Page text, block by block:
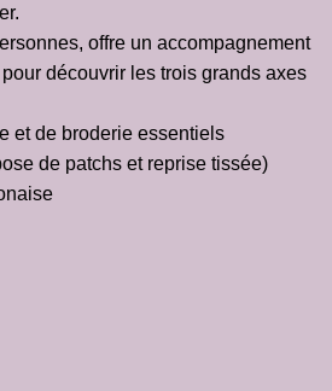
offre un accompagnement
découvrir les trois grands axes
et de broderie essentiels
de patchs et reprise tissée)